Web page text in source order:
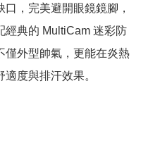
，完美避開眼鏡鏡腳，
經典的 MultiCam 迷彩防
僅外型帥氣，更能在炎熱
度與排汗效果。